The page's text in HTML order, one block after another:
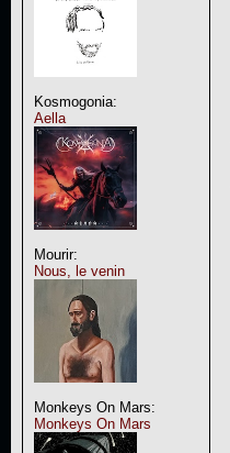
Kosmogonia:
Aella
Mourir:
Nous, le venin
Monkeys On Mars:
Monkeys On Mars